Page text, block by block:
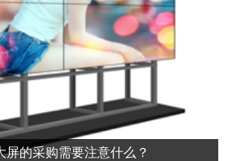
屏的采购需要注意什么？